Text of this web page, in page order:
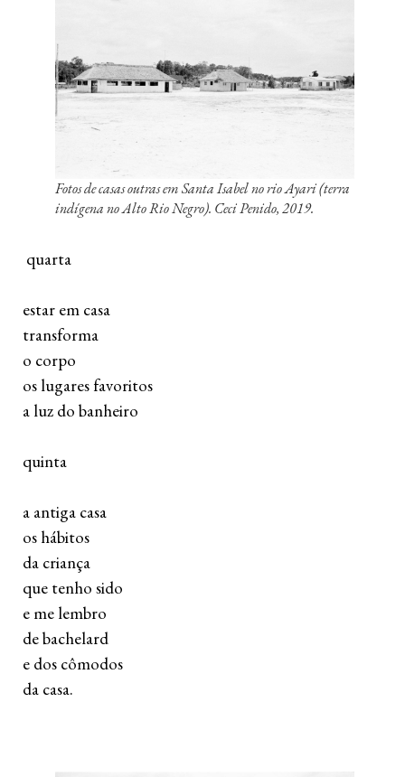
Fotos de casas outras em Santa Isabel no rio Ayari (terra
indígena no Alto Rio Negro). Ceci Penido, 2019.
  quarta
estar em casa
transforma
o corpo
os lugares favoritos
a luz do banheiro
quinta
a antiga casa
os hábitos
da criança
que tenho sido
e me lembro
de bachelard
e dos cômodos
da casa.